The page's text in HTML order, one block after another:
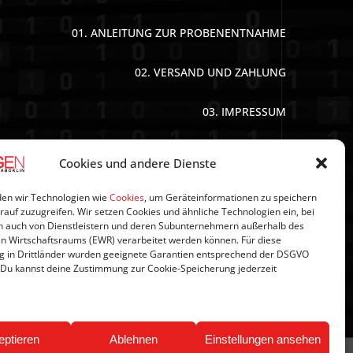
Cookies und andere Dienste
wir Technologien wie Cookies, um Geräteinformationen zu speichern
zuzugreifen. Wir setzen Cookies und ähnliche Technologien ein, bei
auch von Dienstleistern und deren Subunternehmern außerhalb des
Wirtschaftsraums (EWR) verarbeitet werden können. Für diese
in Drittländer wurden geeignete Garantien entsprechend der DSGVO
kannst deine Zustimmung zur Cookie-Speicherung jederzeit
Ablehnen Einstellungen ansehen
01. ANLEITUNG ZUR PROBENENTNAHME
02. VERSAND UND ZAHLUNG
03. IMPRESSUM
06. WIDERRUFSBELEHRUNG
07. NEWSLETTER